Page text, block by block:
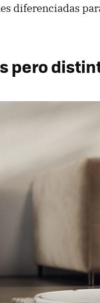
diferenciadas
pero